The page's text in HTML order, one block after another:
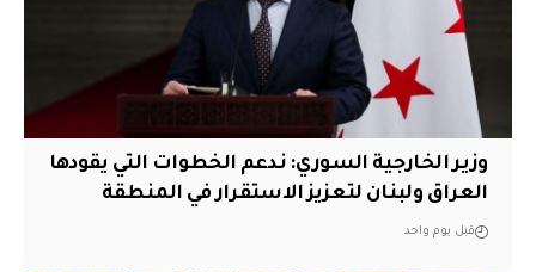
وزير الخارجية السوري: ندعم الخطوات التي يقودها
العراق ولبنان لتعزيز الاستقرار في المنطقة
قبل يوم واحد